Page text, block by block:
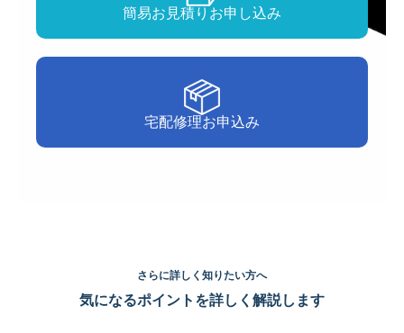
簡易お見積りお申し込み
宅配修理お申込み
さらに詳しく知りたい方へ
気になるポイントを詳しく解説します